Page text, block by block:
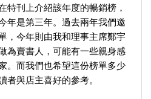
特刊上介紹該年度的暢銷榜，
年是第三年。過去兩年我們邀
，今年則由我和理事主席鄭宇
為賣書人，可能有一些親身感
。而我們也希望這份榜單多少
與店主喜好的參考。